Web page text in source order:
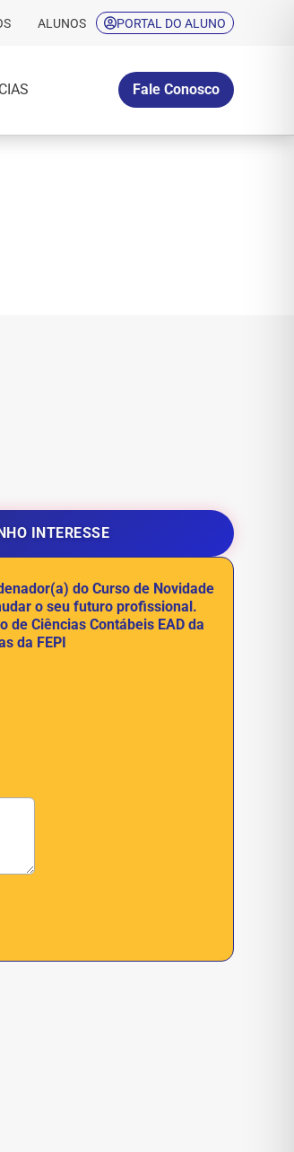
ALUNOS PORTAL DO ALUNO
Fale Conosco
INTERESSE
do Curso de Novidade
o seu futuro profissional.
de Ciências Contábeis EAD da
da FEPI